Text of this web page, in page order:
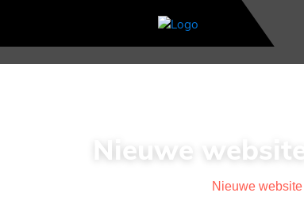
Nieuwe website
Nieuwe website